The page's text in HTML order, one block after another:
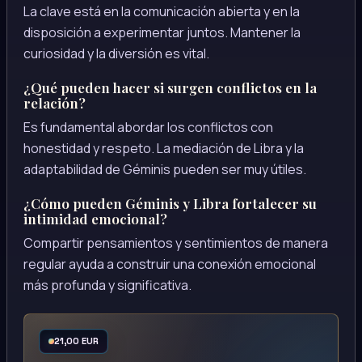
La clave está en la comunicación abierta y en la
disposición a experimentar juntos. Mantener la
curiosidad y la diversión es vital.
¿Qué pueden hacer si surgen conflictos en la
relación?
Es fundamental abordar los conflictos con
honestidad y respeto. La mediación de Libra y la
adaptabilidad de Géminis pueden ser muy útiles.
¿Cómo pueden Géminis y Libra fortalecer su
intimidad emocional?
Compartir pensamientos y sentimientos de manera
regular ayuda a construir una conexión emocional
más profunda y significativa.
21,00 EUR